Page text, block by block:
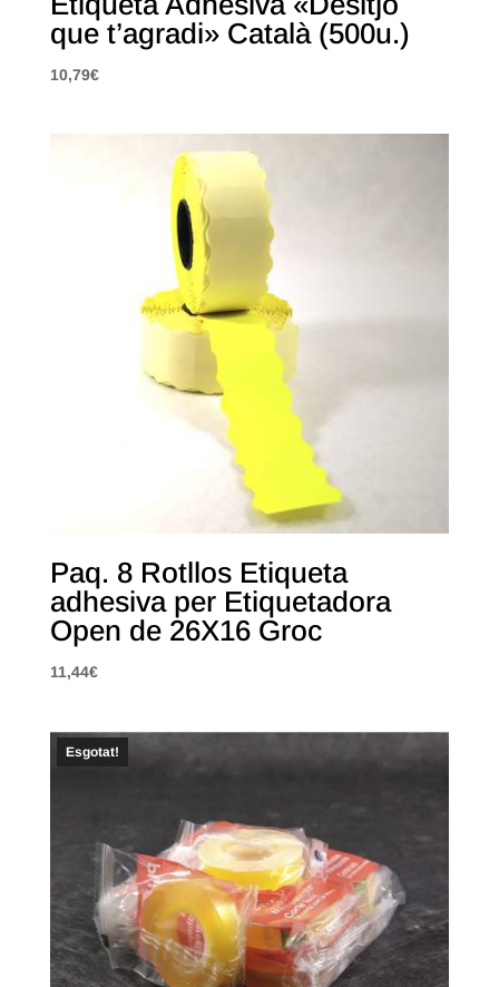
que t’agradi» Català (500u.)
10,79€
Paq. 8 Rotllos Etiqueta
adhesiva per Etiquetadora
Open de 26X16 Groc
11,44€
Esgotat!